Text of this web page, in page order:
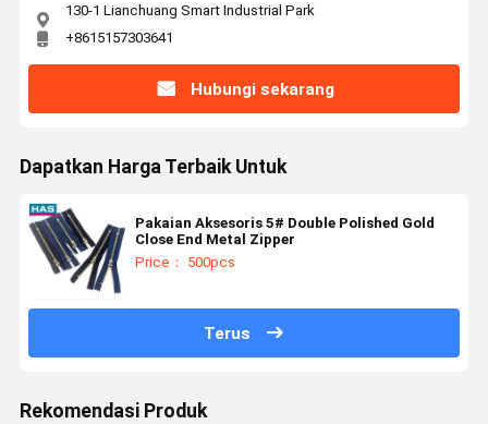
130-1 Lianchuang Smart Industrial Park
+8615157303641
Hubungi sekarang
Dapatkan Harga Terbaik Untuk
Pakaian Aksesoris 5# Double Polished Gold
Close End Metal Zipper
Price： 500pcs
Terus
Rekomendasi Produk